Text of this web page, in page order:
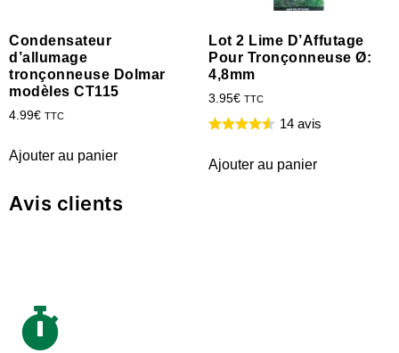
Condensateur
d’allumage
tronçonneuse Dolmar
modèles CT115
4.99€ TTC
Ajouter au panier
Lot 2 Lime D’Affutage
Pour Tronçonneuse Ø:
4,8mm
3.95€ TTC
14 avis
Ajouter au panier
Avis clients